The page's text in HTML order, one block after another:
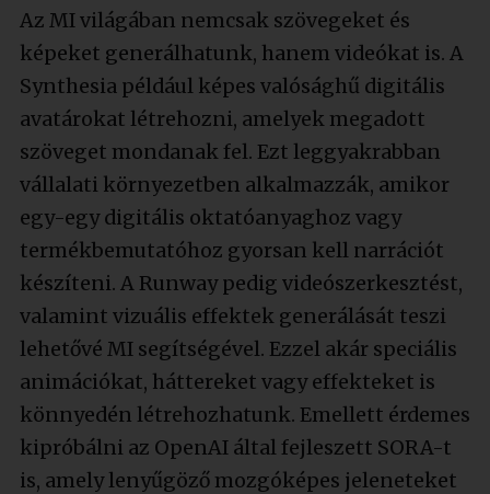
Az MI világában nemcsak szövegeket és
képeket generálhatunk, hanem videókat is. A
Synthesia például képes valósághű digitális
avatárokat létrehozni, amelyek megadott
szöveget mondanak fel. Ezt leggyakrabban
vállalati környezetben alkalmazzák, amikor
egy-egy digitális oktatóanyaghoz vagy
termékbemutatóhoz gyorsan kell narrációt
készíteni. A Runway pedig videószerkesztést,
valamint vizuális effektek generálását teszi
lehetővé MI segítségével. Ezzel akár speciális
animációkat, háttereket vagy effekteket is
könnyedén létrehozhatunk. Emellett érdemes
kipróbálni az OpenAI által fejleszett SORA-t
is, amely lenyűgöző mozgóképes jeleneteket